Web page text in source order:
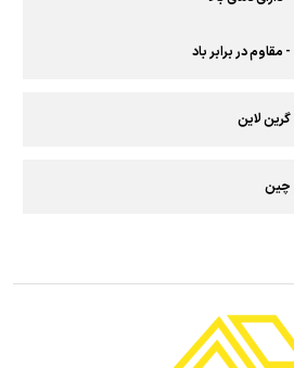
- مقاوم در برابر باد
گرین لاین
چین